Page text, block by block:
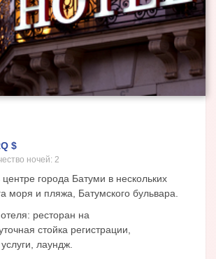
$
ночей: 2
города Батуми в нескольких
моря и пляжа, Батумского бульвара.
ресторан на
стойка регистрации,
лаундж.